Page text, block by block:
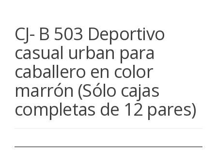
CJ- B 503 Deportivo
casual urban para
caballero en color
marrón (Sólo cajas
completas de 12 pares)